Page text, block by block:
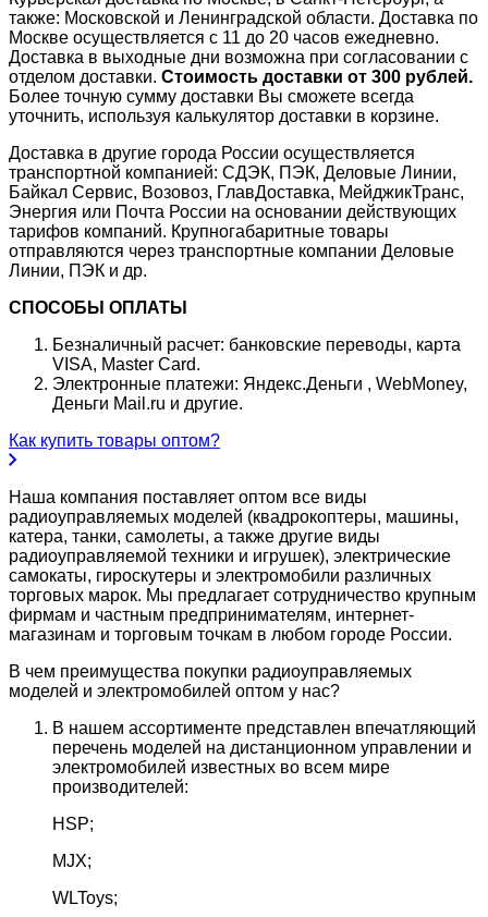
также: Московской и Ленинградской области. Доставка по
Москве осуществляется с 11 до 20 часов ежедневно.
Доставка в выходные дни возможна при согласовании с
отделом доставки. Стоимость доставки от 300 рублей.
Более точную сумму доставки Вы сможете всегда
уточнить, используя калькулятор доставки в корзине.
Доставка в другие города России осуществляется
транспортной компанией: СДЭК, ПЭК, Деловые Линии,
Байкал Сервис, Возовоз, ГлавДоставка, МейджикТранс,
Энергия или Почта России на основании действующих
тарифов компаний. Крупногабаритные товары
отправляются через транспортные компании Деловые
Линии, ПЭК и др.
СПОСОБЫ ОПЛАТЫ
Безналичный расчет: банковские переводы, карта
VISA, Master Card.
Электронные платежи: Яндекс.Деньги , WebMoney,
Деньги Mail.ru и другие.
Как купить товары оптом?
Наша компания поставляет оптом все виды
радиоуправляемых моделей (квадрокоптеры, машины,
катера, танки, самолеты, а также другие виды
радиоуправляемой техники и игрушек), электрические
самокаты, гироскутеры и электромобили различных
торговых марок. Мы предлагает сотрудничество крупным
фирмам и частным предпринимателям, интернет-
магазинам и торговым точкам в любом городе России.
В чем преимущества покупки радиоуправляемых
моделей и электромобилей оптом у нас?
В нашем ассортименте представлен впечатляющий
перечень моделей на дистанционном управлении и
электромобилей известных во всем мире
производителей:
HSP;
MJX;
WLToys;